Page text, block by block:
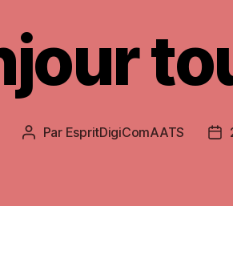
Auteur
Par EspritDigiComAATS